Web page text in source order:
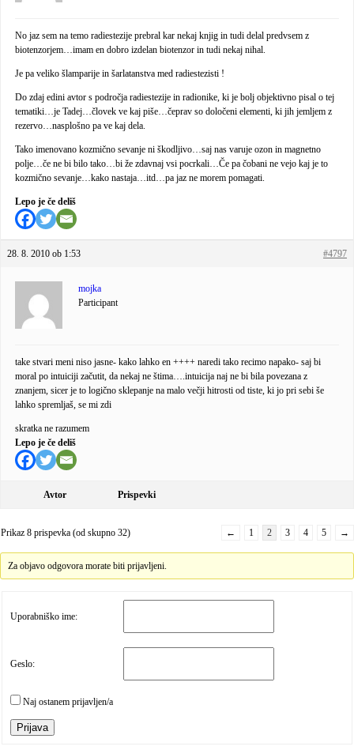
No jaz sem na temo radiestezije prebral kar nekaj knjig in tudi delal predvsem z
biotenzorjem…imam en dobro izdelan biotenzor in tudi nekaj nihal.
Je pa veliko šlamparije in šarlatanstva med radiestezisti !
Do zdaj edini avtor s področja radiestezije in radionike, ki je bolj objektivno pisal o tej
tematiki…je Tadej…človek ve kaj piše…čeprav so določeni elementi, ki jih jemljem z
rezervo…nasplošno pa ve kaj dela.
Tako imenovano kozmično sevanje ni škodljivo…saj nas varuje ozon in magnetno
polje…če ne bi bilo tako…bi že zdavnaj vsi pocrkali…Če pa čobani ne vejo kaj je to
kozmično sevanje…kako nastaja…itd…pa jaz ne morem pomagati.
Lepo je če deliš
28. 8. 2010 ob 1:53 #4797
mojka
Participant
take stvari meni niso jasne- kako lahko en ++++ naredi tako recimo napako- saj bi
moral po intuiciji začutit, da nekaj ne štima….intuicija naj ne bi bila povezana z
znanjem, sicer je to logično sklepanje na malo večji hitrosti od tiste, ki jo pri sebi še
lahko spremljaš, se mi zdi
skratka ne razumem
Lepo je če deliš
Avtor Prispevki
Prikaz 8 prispevka (od skupno 32) ← 1 2 3 4 5 →
Za objavo odgovora morate biti prijavljeni.
Uporabniško ime:
Geslo:
Naj ostanem prijavljen/a
Prijava